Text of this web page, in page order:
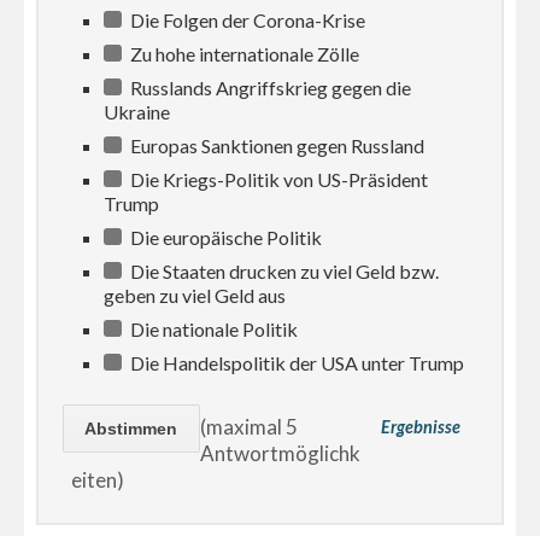
Die Folgen der Corona-Krise
Zu hohe internationale Zölle
Russlands Angriffskrieg gegen die
Ukraine
Europas Sanktionen gegen Russland
Die Kriegs-Politik von US-Präsident
Trump
Die europäische Politik
Die Staaten drucken zu viel Geld bzw.
geben zu viel Geld aus
Die nationale Politik
Die Handelspolitik der USA unter Trump
Ergebnisse
(maximal 5
Antwortmöglichk
eiten)